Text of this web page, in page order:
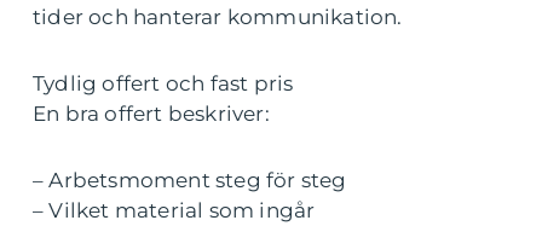
tider och hanterar kommunikation.
Tydlig offert och fast pris
En bra offert beskriver:
– Arbetsmoment steg för steg
– Vilket material som ingår